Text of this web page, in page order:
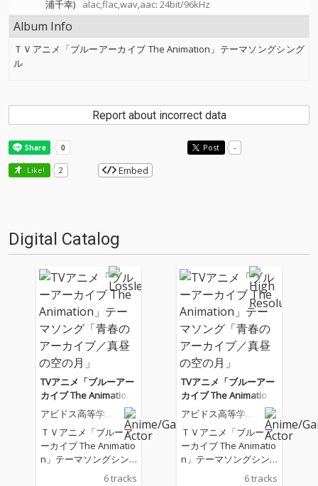
浦千幸) alac,flac,wav,aac: 24bit/96kHz
Album Info
ＴＶアニメ「ブルーアーカイブ The Animation」テーマソングシング
ル
Report about incorrect data
Post -
Like! 2 Embed
Digital Catalog
TVアニメ「ブルーアー
カイブ The Animatio
n」テーマソング「青
春のアーカイブ／真昼
の空の月」
アビドス高等学校
ＴＶアニメ「ブルーア
ーカイブ The Animatio
n」テーマソングシン
6 tracks
TVアニメ「ブルーアー
カイブ The Animatio
n」テーマソング「青
春のアーカイブ／真昼
の空の月」
アビドス高等学校
ＴＶアニメ「ブルーア
ーカイブ The Animatio
n」テーマソングシン
6 tracks